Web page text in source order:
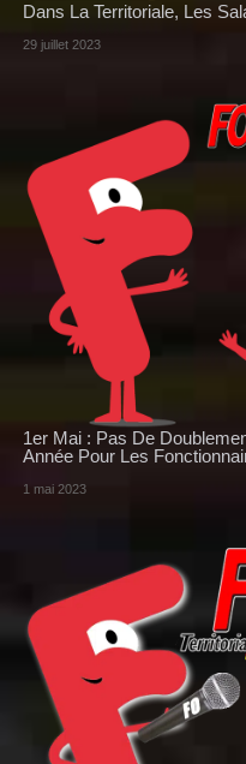
Dans La Territoriale, Les
29 juillet 2023
1er Mai : Pas De
Année Pour Les
1 mai 2023